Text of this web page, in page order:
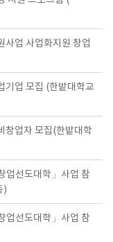
사업 사업화지원 창업
기업 모집 (한밭대학교
창업자 모집(한밭대학
업선도대학」사업 참
)
업선도대학」사업 참